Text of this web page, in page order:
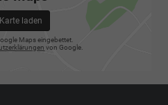
laden
Maps eingebettet.
von Google.